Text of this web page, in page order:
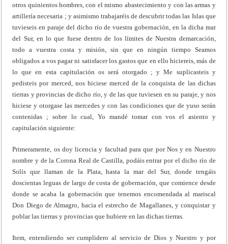
otros quinientos hombres, con el mismo abastecimiento y con las armas y
artillería necesaria ; y asimismo trabajaréis de descubrir todas las Islas que
tuvieseis en paraje del dicho río de vuestra gobernación, en la dicha mar
del Sur, en lo que fuese dentro de los límites de Nuestra demarcación,
todo a vuestra costa y misión, sin que en ningún tiempo Seamos
obligados a vos pagar ni satisfacer los gastos que en ello hiciereis, más de
lo que en esta capitulación os será otorgado ; y Me suplicasteis y
pedisteis por merced, nos hiciese merced de la conquista de las dichas
tierras y provincias de dicho río, y de las que tuviesen en su paraje, y nos
hiciese y otorgase las mercedes y con las condiciones que de yuso serán
contenidas ; sobre lo cual, Yo mandé tomar con vos el asiento y
capitulación siguiente:
Primeramente, os doy licencia y facultad para que por Nos y en Nuestro
nombre y de la Corona Real de Castilla, podáis entrar por el dicho río de
Solís que llaman de la Plata, hasta la mar del Sur, donde tengáis
doscientas leguas de largo de costa de gobernación, que comience desde
donde se acaba la gobernación que tenemos encomendada al mariscal
Don Diego de Almagro, hacia el estrecho de Magallanes, y conquistar y
poblar las tierras y provincias que hubiere en las dichas tierras.
Item, entendiendo ser cumplidero al servicio de Dios y Nuestro y por